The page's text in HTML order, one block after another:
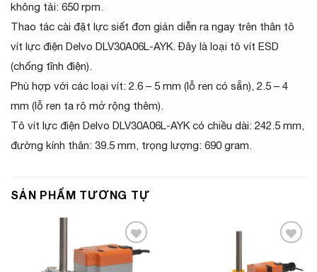
không tải: 650 rpm.
Thao tác cài đặt lực siết đơn giản diễn ra ngay trên thân tô
vít lực điện Delvo DLV30A06L-AYK. Đây là loại tô vít ESD
(chống tĩnh điện).
Phù hợp với các loại vít: 2.6 – 5 mm (lỗ ren có sẵn), 2.5 – 4
mm (lỗ ren ta rô mở rộng thêm).
Tô vít lực điện Delvo DLV30A06L-AYK có chiều dài: 242.5 mm,
đường kính thân: 39.5 mm, trọng lượng: 690 gram.
SẢN PHẨM TƯƠNG TỰ
Add to
Wishlist
Wishlist